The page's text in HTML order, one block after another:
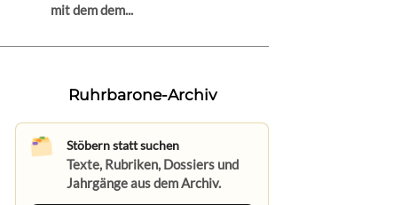
mit dem dem...
Ruhrbarone-Archiv
Stöbern statt suchen
Texte, Rubriken, Dossiers und
Jahrgänge aus dem Archiv.